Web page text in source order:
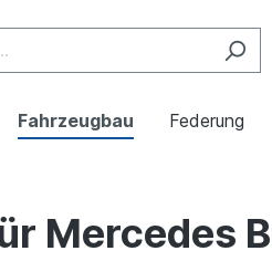
Fahrzeugbau Federung
Mercedes